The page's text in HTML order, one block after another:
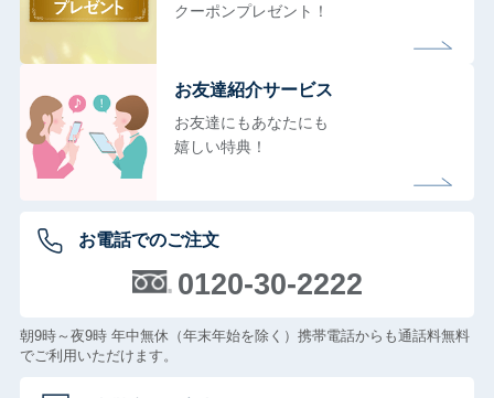
クーポンプレゼント！
お友達紹介サービス
お友達にもあなたにも
嬉しい特典！
お電話でのご注文
0120-30-2222
朝9時～夜9時 年中無休（年末年始を除く）携帯電話からも通話料無料
でご利用いただけます。